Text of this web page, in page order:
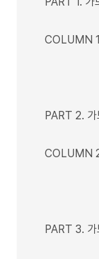
COLUMN
PART 2.
COLUMN
PART 3.